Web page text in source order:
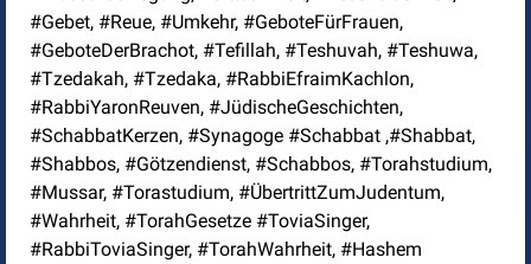
#Gebet, #Reue, #Umkehr, #GeboteFürFrauen,
#GeboteDerBrachot, #Tefillah, #Teshuvah, #Teshuwa,
#Tzedakah, #Tzedaka, #RabbiEfraimKachlon,
#RabbiYaronReuven, #JüdischeGeschichten,
#SchabbatKerzen, #Synagoge #Schabbat ,#Shabbat,
#Shabbos, #Götzendienst, #Schabbos, #Torahstudium,
#Mussar, #Torastudium, #ÜbertrittZumJudentum,
#Wahrheit, #TorahGesetze #ToviaSinger,
#RabbiToviaSinger, #TorahWahrheit, #Hashem